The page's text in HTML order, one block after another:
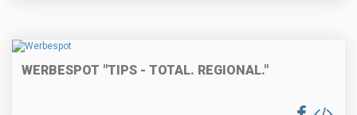
WERBESPOT "TIPS - TOTAL. REGIONAL."